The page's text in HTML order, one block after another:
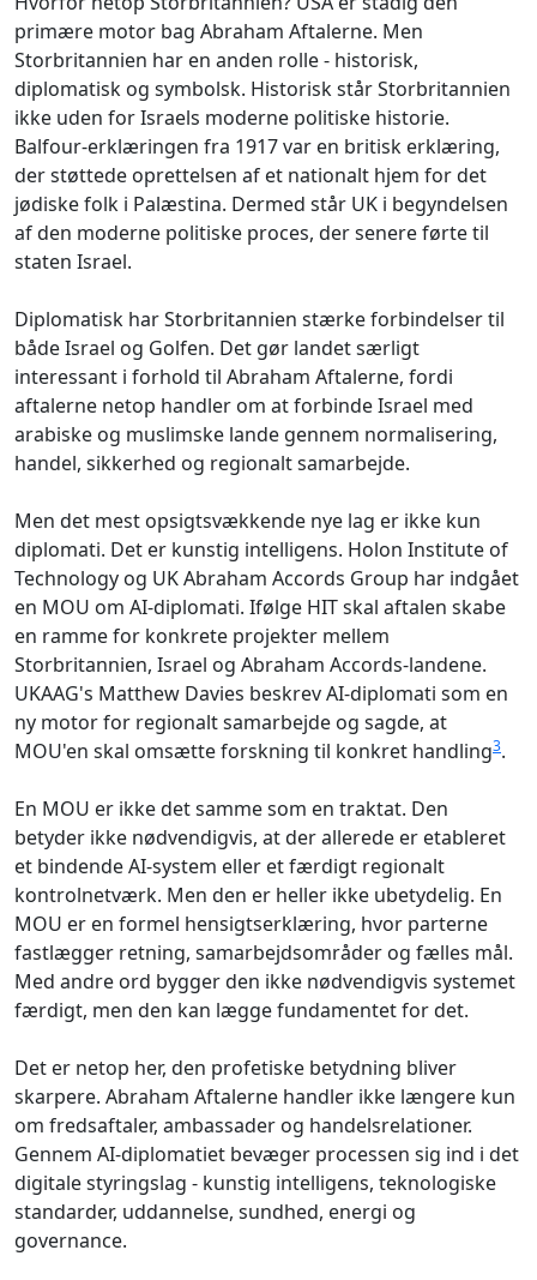
primære motor bag Abraham Aftalerne. Men
Storbritannien har en anden rolle - historisk,
diplomatisk og symbolsk. Historisk står Storbritannien
ikke uden for Israels moderne politiske historie.
Balfour-erklæringen fra 1917 var en britisk erklæring,
der støttede oprettelsen af et nationalt hjem for det
jødiske folk i Palæstina. Dermed står UK i begyndelsen
af den moderne politiske proces, der senere førte til
staten Israel.
Diplomatisk har Storbritannien stærke forbindelser til
både Israel og Golfen. Det gør landet særligt
interessant i forhold til Abraham Aftalerne, fordi
aftalerne netop handler om at forbinde Israel med
arabiske og muslimske lande gennem normalisering,
handel, sikkerhed og regionalt samarbejde.
Men det mest opsigtsvækkende nye lag er ikke kun
diplomati. Det er kunstig intelligens. Holon Institute of
Technology og UK Abraham Accords Group har indgået
en MOU om AI-diplomati. Ifølge HIT skal aftalen skabe
en ramme for konkrete projekter mellem
Storbritannien, Israel og Abraham Accords-landene.
UKAAG's Matthew Davies beskrev AI-diplomati som en
ny motor for regionalt samarbejde og sagde, at
MOU'en skal omsætte forskning til konkret handling3.
En MOU er ikke det samme som en traktat. Den
betyder ikke nødvendigvis, at der allerede er etableret
et bindende AI-system eller et færdigt regionalt
kontrolnetværk. Men den er heller ikke ubetydelig. En
MOU er en formel hensigtserklæring, hvor parterne
fastlægger retning, samarbejdsområder og fælles mål.
Med andre ord bygger den ikke nødvendigvis systemet
færdigt, men den kan lægge fundamentet for det.
Det er netop her, den profetiske betydning bliver
skarpere. Abraham Aftalerne handler ikke længere kun
om fredsaftaler, ambassader og handelsrelationer.
Gennem AI-diplomatiet bevæger processen sig ind i det
digitale styringslag - kunstig intelligens, teknologiske
standarder, uddannelse, sundhed, energi og
governance.